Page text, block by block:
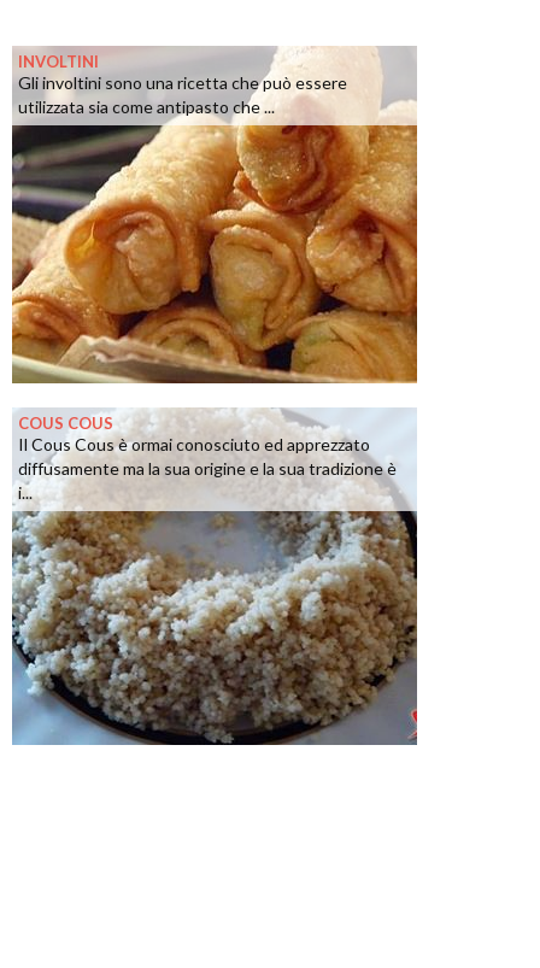
INVOLTINI
Gli involtini sono una ricetta che può essere
utilizzata sia come antipasto che ...
COUS COUS
Il Cous Cous è ormai conosciuto ed apprezzato
diffusamente ma la sua origine e la sua tradizione è
i...